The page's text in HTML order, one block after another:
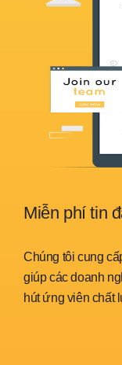
Miễn phí tin
Chúng tôi cung
giúp các doanh
hút ứng viên chất